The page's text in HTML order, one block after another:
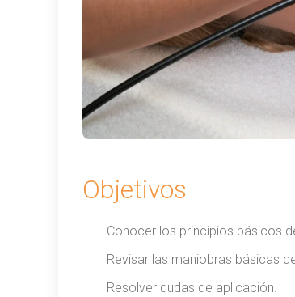
Objetivos
Conocer los principios básicos
Revisar las maniobras básicas
Resolver dudas de aplicación.